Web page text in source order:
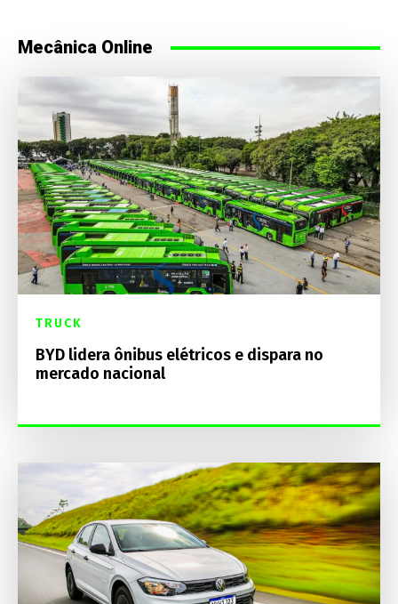
Mecânica Online
TRUCK
BYD lidera ônibus elétricos e dispara no
mercado nacional